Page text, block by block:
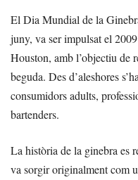
El Dia Mundial de la
juny, va ser impulsat el
Houston, amb l’objectiu de
beguda. Des d’aleshores
consumidors adults,
bartenders.
La història de la ginebra es
va sorgir originalment com